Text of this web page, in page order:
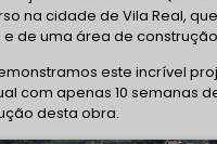
na cidade de Vila Real,
de uma área de construção
este incrível
com apenas 10 semanas
desta obra.